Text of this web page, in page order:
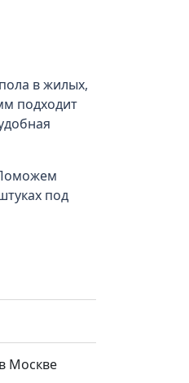
в жилых,
подходит
под
Москве